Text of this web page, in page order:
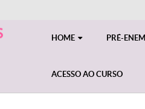
HOME PRÉ-ENEM
ACESSO AO CURSO